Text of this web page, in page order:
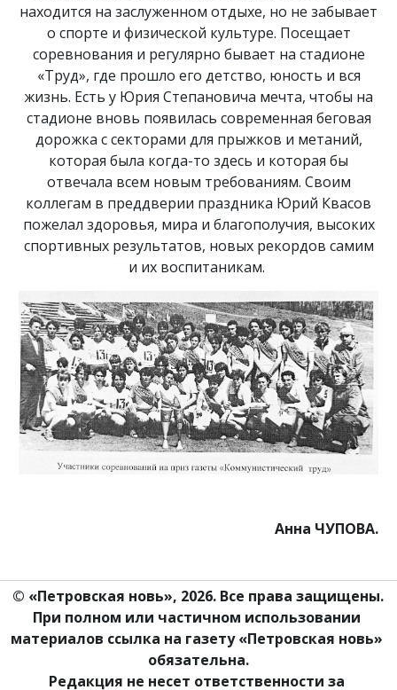
находится на заслуженном отдыхе, но не забывает
о спорте и физической культуре. Посещает
соревнования и регулярно бывает на стадионе
«Труд», где прошло его детство, юность и вся
жизнь. Есть у Юрия Степановича мечта, чтобы на
стадионе вновь появилась современная беговая
дорожка с секторами для прыжков и метаний,
которая была когда-то здесь и которая бы
отвечала всем новым требованиям. Своим
коллегам в преддверии праздника Юрий Квасов
пожелал здоровья, мира и благополучия, высоких
спортивных результатов, новых рекордов самим
и их воспитаникам.
Анна ЧУПОВА.
© «Петровская новь», 2026. Все права защищены.
При полном или частичном использовании
материалов ссылка на газету «Петровская новь»
обязательна.
Редакция не несет ответственности за